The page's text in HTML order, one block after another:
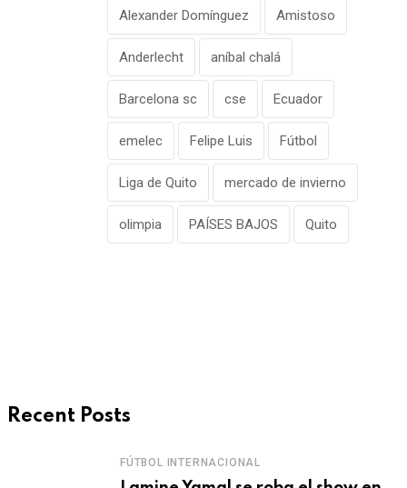
Alexander Domínguez Amistoso
Anderlecht aníbal chalá
Barcelona sc cse Ecuador
emelec Felipe Luis Fútbol
Liga de Quito mercado de invierno
olimpia PAÍSES BAJOS Quito
Recent Posts
FÚTBOL INTERNACIONAL